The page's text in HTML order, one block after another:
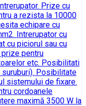
Prize cu
a rezista la 10000
echipare cu
Intrerupator cu
cu piciorul sau cu
prize pentru
etc. Posibilitati
Posibilitate
sistemului de fixare.
cordoanele
maximă 3500 W la